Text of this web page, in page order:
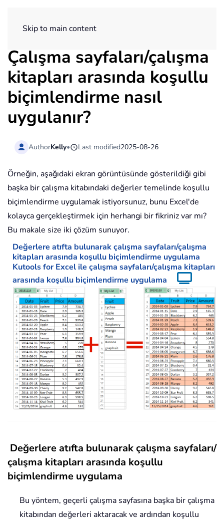
Skip to main content
Çalışma sayfaları/çalışma
kitapları arasında koşullu
biçimlendirme nasıl
uygulanır?
AuthorKelly• Last modified2025-08-26
Örneğin, aşağıdaki ekran görüntüsünde gösterildiği gibi
başka bir çalışma kitabındaki değerler temelinde koşullu
biçimlendirme uygulamak istiyorsunuz, bunu Excel'de
kolayca gerçekleştirmek için herhangi bir fikriniz var mı?
Bu makale size iki çözüm sunuyor.
Değerlere atıfta bulunarak çalışma sayfaları/çalışma
kitapları arasında koşullu biçimlendirme uygulama
Kutools for Excel ile çalışma sayfaları/çalışma kitapları
arasında koşullu biçimlendirme uygulama
Değerlere atıfta bulunarak çalışma sayfaları/
çalışma kitapları arasında koşullu
biçimlendirme uygulama
Bu yöntem, geçerli çalışma sayfasına başka bir çalışma
kitabından değerleri aktaracak ve ardından koşullu